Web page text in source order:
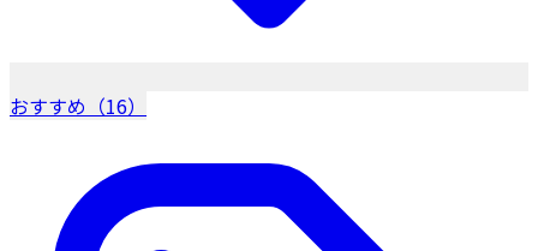
おすすめ（16）